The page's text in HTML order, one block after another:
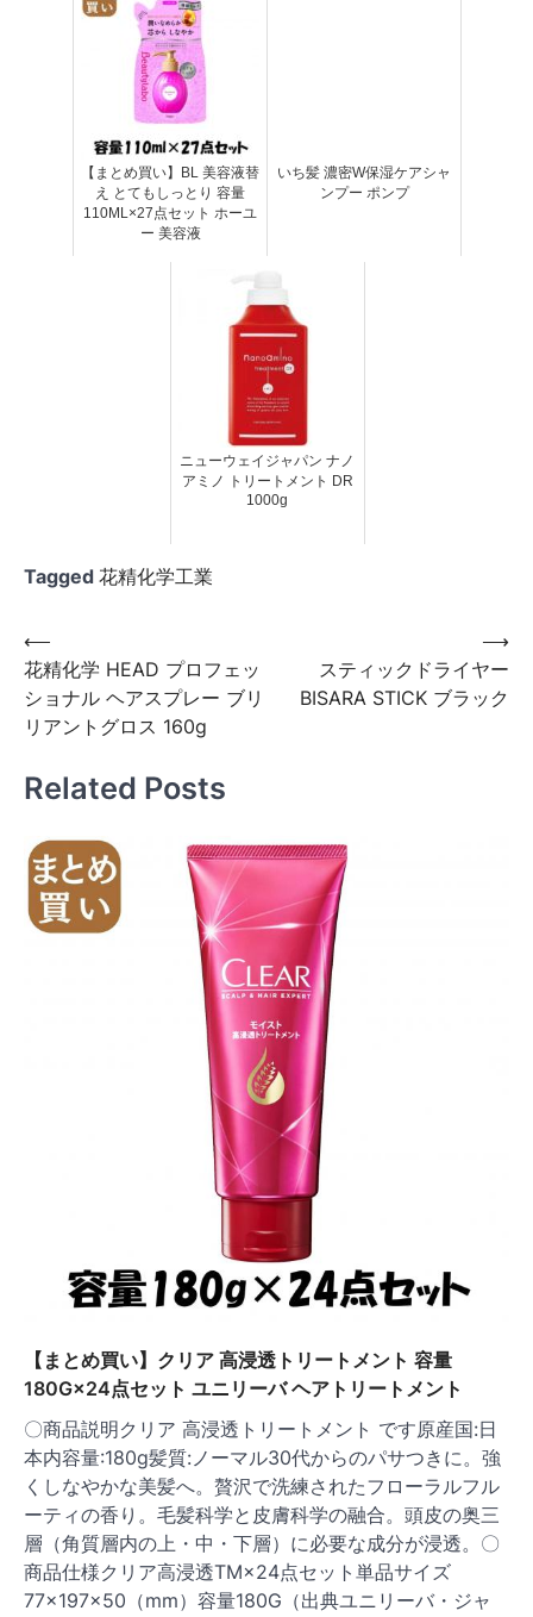
【まとめ買い】BL 美容液替
え とてもしっとり 容量
110ML×27点セット ホーユ
ー 美容液
いち髪 濃密W保湿ケアシャ
ンプー ポンプ
ニューウェイジャパン ナノ
アミノ トリートメント DR
1000g
Tagged 花精化学工業
投
稿
ナ
ゲ
シ
ョ
ン
⟵
花精化学 HEAD プロフェッ
ショナル ヘアスプレー ブリ
リアントグロス 160g
スティックドライヤー
BISARA STICK ブラック
⟶
Related Posts
【まとめ買い】クリア 高浸透トリートメント 容量
180G×24点セット ユニリーバ ヘアトリートメント
〇商品説明クリア 高浸透トリートメント です原産国:日
本内容量:180g髪質:ノーマル30代からのパサつきに。強
くしなやかな美髪へ。贅沢で洗練されたフローラルフル
ーティの香り。毛髪科学と皮膚科学の融合。頭皮の奥三
層（角質層内の上・中・下層）に必要な成分が浸透。〇
商品仕様クリア高浸透TM×24点セット単品サイズ
77×197×50（mm）容量180G（出典ユニリーバ・ジャ